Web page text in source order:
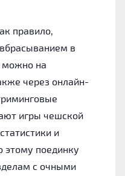
правило,
в
можно на
через онлайн-
игры чешской
и
этому поединку
с очными